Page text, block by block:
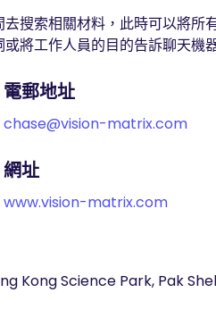
搜索相關材料，此時可以將
將工作人員的目的告訴聊天
電郵地址
chase@vision-matrix.com
網址
www.vision-matrix.com
Kong Science Park, Pak